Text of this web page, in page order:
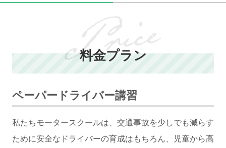
料金プラン
ペーパードライバー講習
私たちモータースクールは、交通事故を少しでも減らす
ために安全なドライバーの育成はもちろん、児童から高